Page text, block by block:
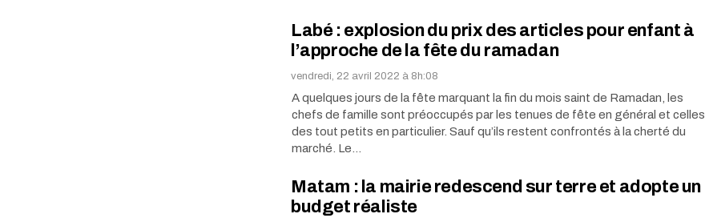
Labé : explosion du prix des articles pour enfant à
l’approche de la fête du ramadan
vendredi, 22 avril 2022 à 8h:08
A quelques jours de la fête marquant la fin du mois saint de Ramadan, les
chefs de famille sont préoccupés par les tenues de fête en général et celles
des tout petits en particulier. Sauf qu’ils restent confrontés à la cherté du
marché. Le…
Matam : la mairie redescend sur terre et adopte un
budget réaliste